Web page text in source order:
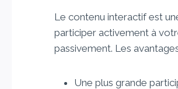
Le contenu interactif est
participer activement à
passivement. Les
Une plus grande